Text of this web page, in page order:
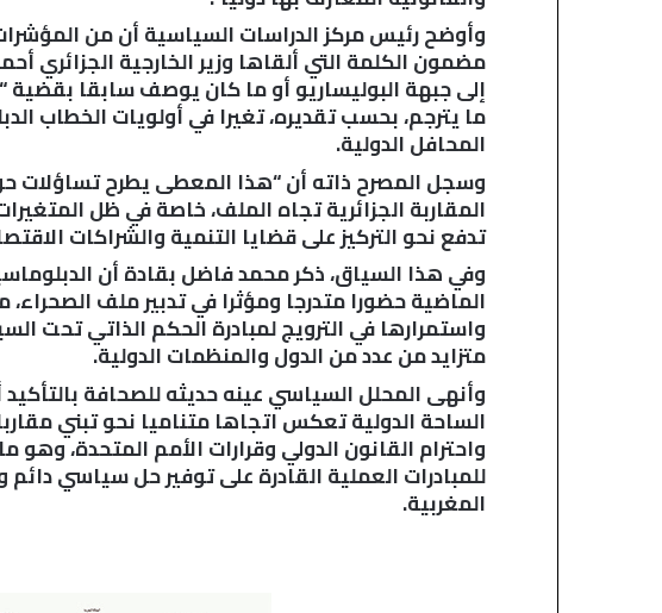
وأوضح رئيس مركز الدراسات السياسية أن من
مضمون الكلمة التي ألقاها وزير الخارجية الجزائري
إلى جبهة البوليساريو أو ما كان يوصف سابقا بقضية
ما يترجم، بحسب تقديره، تغيرا في أولويات الخطاب
المحافل الدولية.
وسجل المصرح ذاته أن “هذا المعطى يطرح تساؤلات
المقاربة الجزائرية تجاه الملف، خاصة في ظل
تدفع نحو التركيز على قضايا التنمية والشراكات
وفي هذا السياق، ذكر محمد فاضل بقادة أن
الماضية حضورا متدرجا ومؤثرا في تدبير ملف
واستمرارها في الترويج لمبادرة الحكم الذاتي تحت
متزايد من عدد من الدول والمنظمات الدولية.
وأنهى المحلل السياسي عينه حديثه للصحافة
الساحة الدولية تعكس اتجاها متناميا نحو تبني
واحترام القانون الدولي وقرارات الأمم المتحدة، وهو
للمبادرات العملية القادرة على توفير حل سياسي دائم
المغربية.